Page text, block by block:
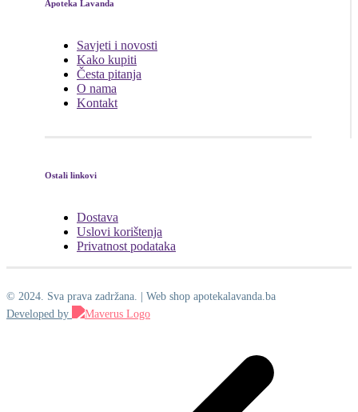
Apoteka Lavanda
Savjeti i novosti
Kako kupiti
Česta pitanja
O nama
Kontakt
Ostali linkovi
Dostava
Uslovi korištenja
Privatnost podataka
© 2024. Sva prava zadržana. | Web shop apotekalavanda.ba
Developed by